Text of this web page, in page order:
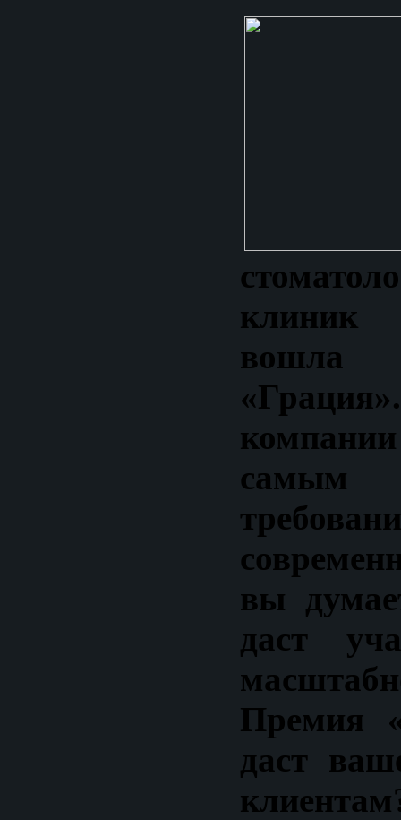
вы
даст
Премия
даст